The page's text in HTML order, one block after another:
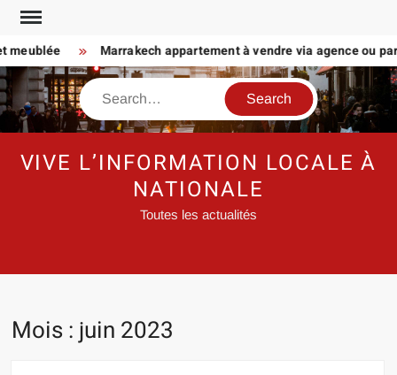
Skip
content
Marrakech appartement à vendre via agence ou
Search
VIVE L’INFORMATION LOCALE À
NATIONALE
Toutes les actualités
Mois : juin 2023